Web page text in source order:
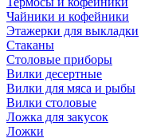
Чайники и кофейники
Этажерки для выкладки
Стаканы
Столовые приборы
Вилки десертные
Вилки для мяса и рыбы
Вилки столовые
Ложка для закусок
Ложки